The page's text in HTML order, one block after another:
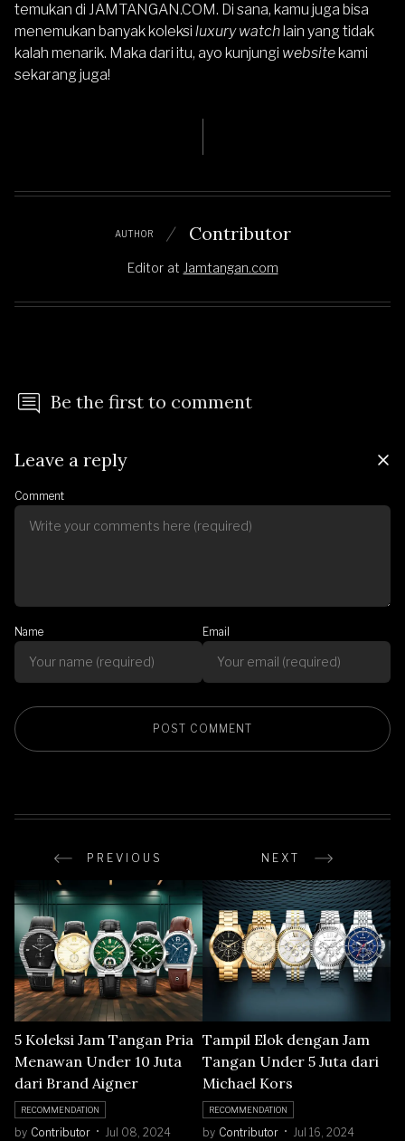
temukan di JAMTANGAN.COM. Di sana, kamu juga bisa
menemukan banyak koleksi luxury watchlain yang tidak
kalah menarik. Maka dari itu, ayo kunjungi websitekami
sekarang juga!
AUTHOR Contributor
Editor at Jamtangan.com
Be the first to comment
Leave a reply
Comment
Name Email
PREVIOUS NEXT
5 Koleksi Jam Tangan Pria
Menawan Under 10 Juta
dari Brand Aigner
RECOMMENDATION
by Contributor Jul 08, 2024
Tampil Elok dengan Jam
Tangan Under 5 Juta dari
Michael Kors
RECOMMENDATION
by Contributor Jul 16, 2024